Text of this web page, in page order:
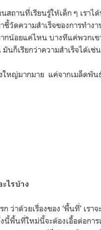
สถานที่เรียนรู้ให้เด็ก ๆ เราไ
ชี้วัดความสำเร็จของการทำ
กน้อยแค่ไหน บางทีแค่พวกเ
นก็เรียกว่าความสำเร็จได้เช่
ใหญ่มากมาย แค่จากเมล็ดพั
ไรบ้าง
ก ว่าด้วยเรื่องของ ‘พื้นที่’ เ
นี้พื้นที่ใหม่นี้จะต้องเอื้อต่อกา